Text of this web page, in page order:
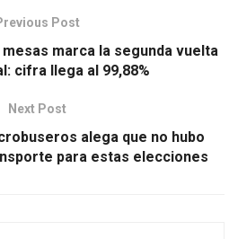
Post
marca la segunda vuelta
cifra llega al 99,88%
Next Post
alega que no hubo
para estas elecciones